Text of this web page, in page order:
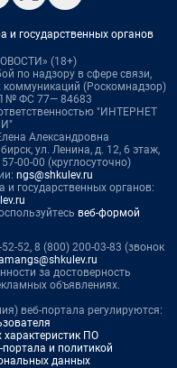
и государственных органов
(18+)
по надзору в сфере связи,
(Роскомнадзор)
№ ФС 77— 84683
"ИНТЕРНЕТ
Александровна
ул. Ленина, д. 12, 6 этаж,
00-00 (круглосуточно)
ngs@shkulev.ru
государственных органов:
веб-формой
52, 8 (800) 200-03-83 (звонок
за достоверность
объявлениях.
веб-портала регулируются:
ПО
и политикой
данных